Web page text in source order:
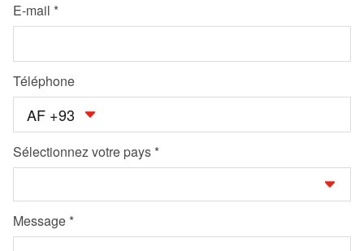
E-mail
Téléphone
AF +93
Sélectionnez votre pays
Message